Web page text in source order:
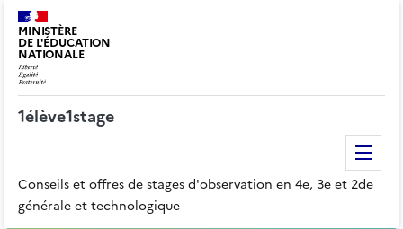
MINISTÈRE
DE L'ÉDUCATION
NATIONALE
1élève1stage
Conseils et offres de stages d'observation en 4e, 3e et 2de
générale et technologique